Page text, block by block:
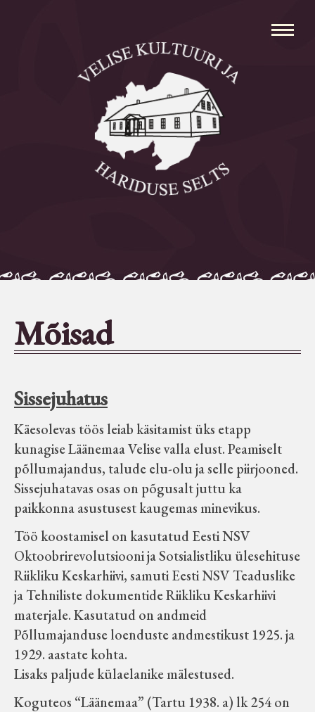
Avaleht
Aleksei Parnabas
Sillaotsa Talumuuseum
Seltsid-ühingud
Tuletõrje
Õpperada
Muud koduloolist Velise mailt
Märjamaa ümbruse valdade
elanike nimekirjad seisuga
15.12.1938
Velise kultuuri ja hariduse selts
Virtuaalnäitused
Mõisad
Sissejuhatus
Käesolevas töös leiab käsitamist üks etapp
kunagise Läänemaa Velise valla elust. Peamiselt
põllumajandus, talude elu-olu ja selle piirjooned.
Sissejuhatavas osas on põgusalt juttu ka
paikkonna asustusest kaugemas minevikus.
Töö koostamisel on kasutatud Eesti NSV
Oktoobrirevolutsiooni ja Sotsialistliku ülesehituse
Riikliku Keskarhiivi, samuti Eesti NSV Teaduslike
ja Tehniliste dokumentide Riikliku Keskarhiivi
materjale. Kasutatud on andmeid
Põllumajanduse loenduste andmestikust 1925. ja
1929. aastate kohta.
Lisaks paljude külaelanike mälestused.
Koguteos “Läänemaa” (Tartu 1938. a) lk 254 on